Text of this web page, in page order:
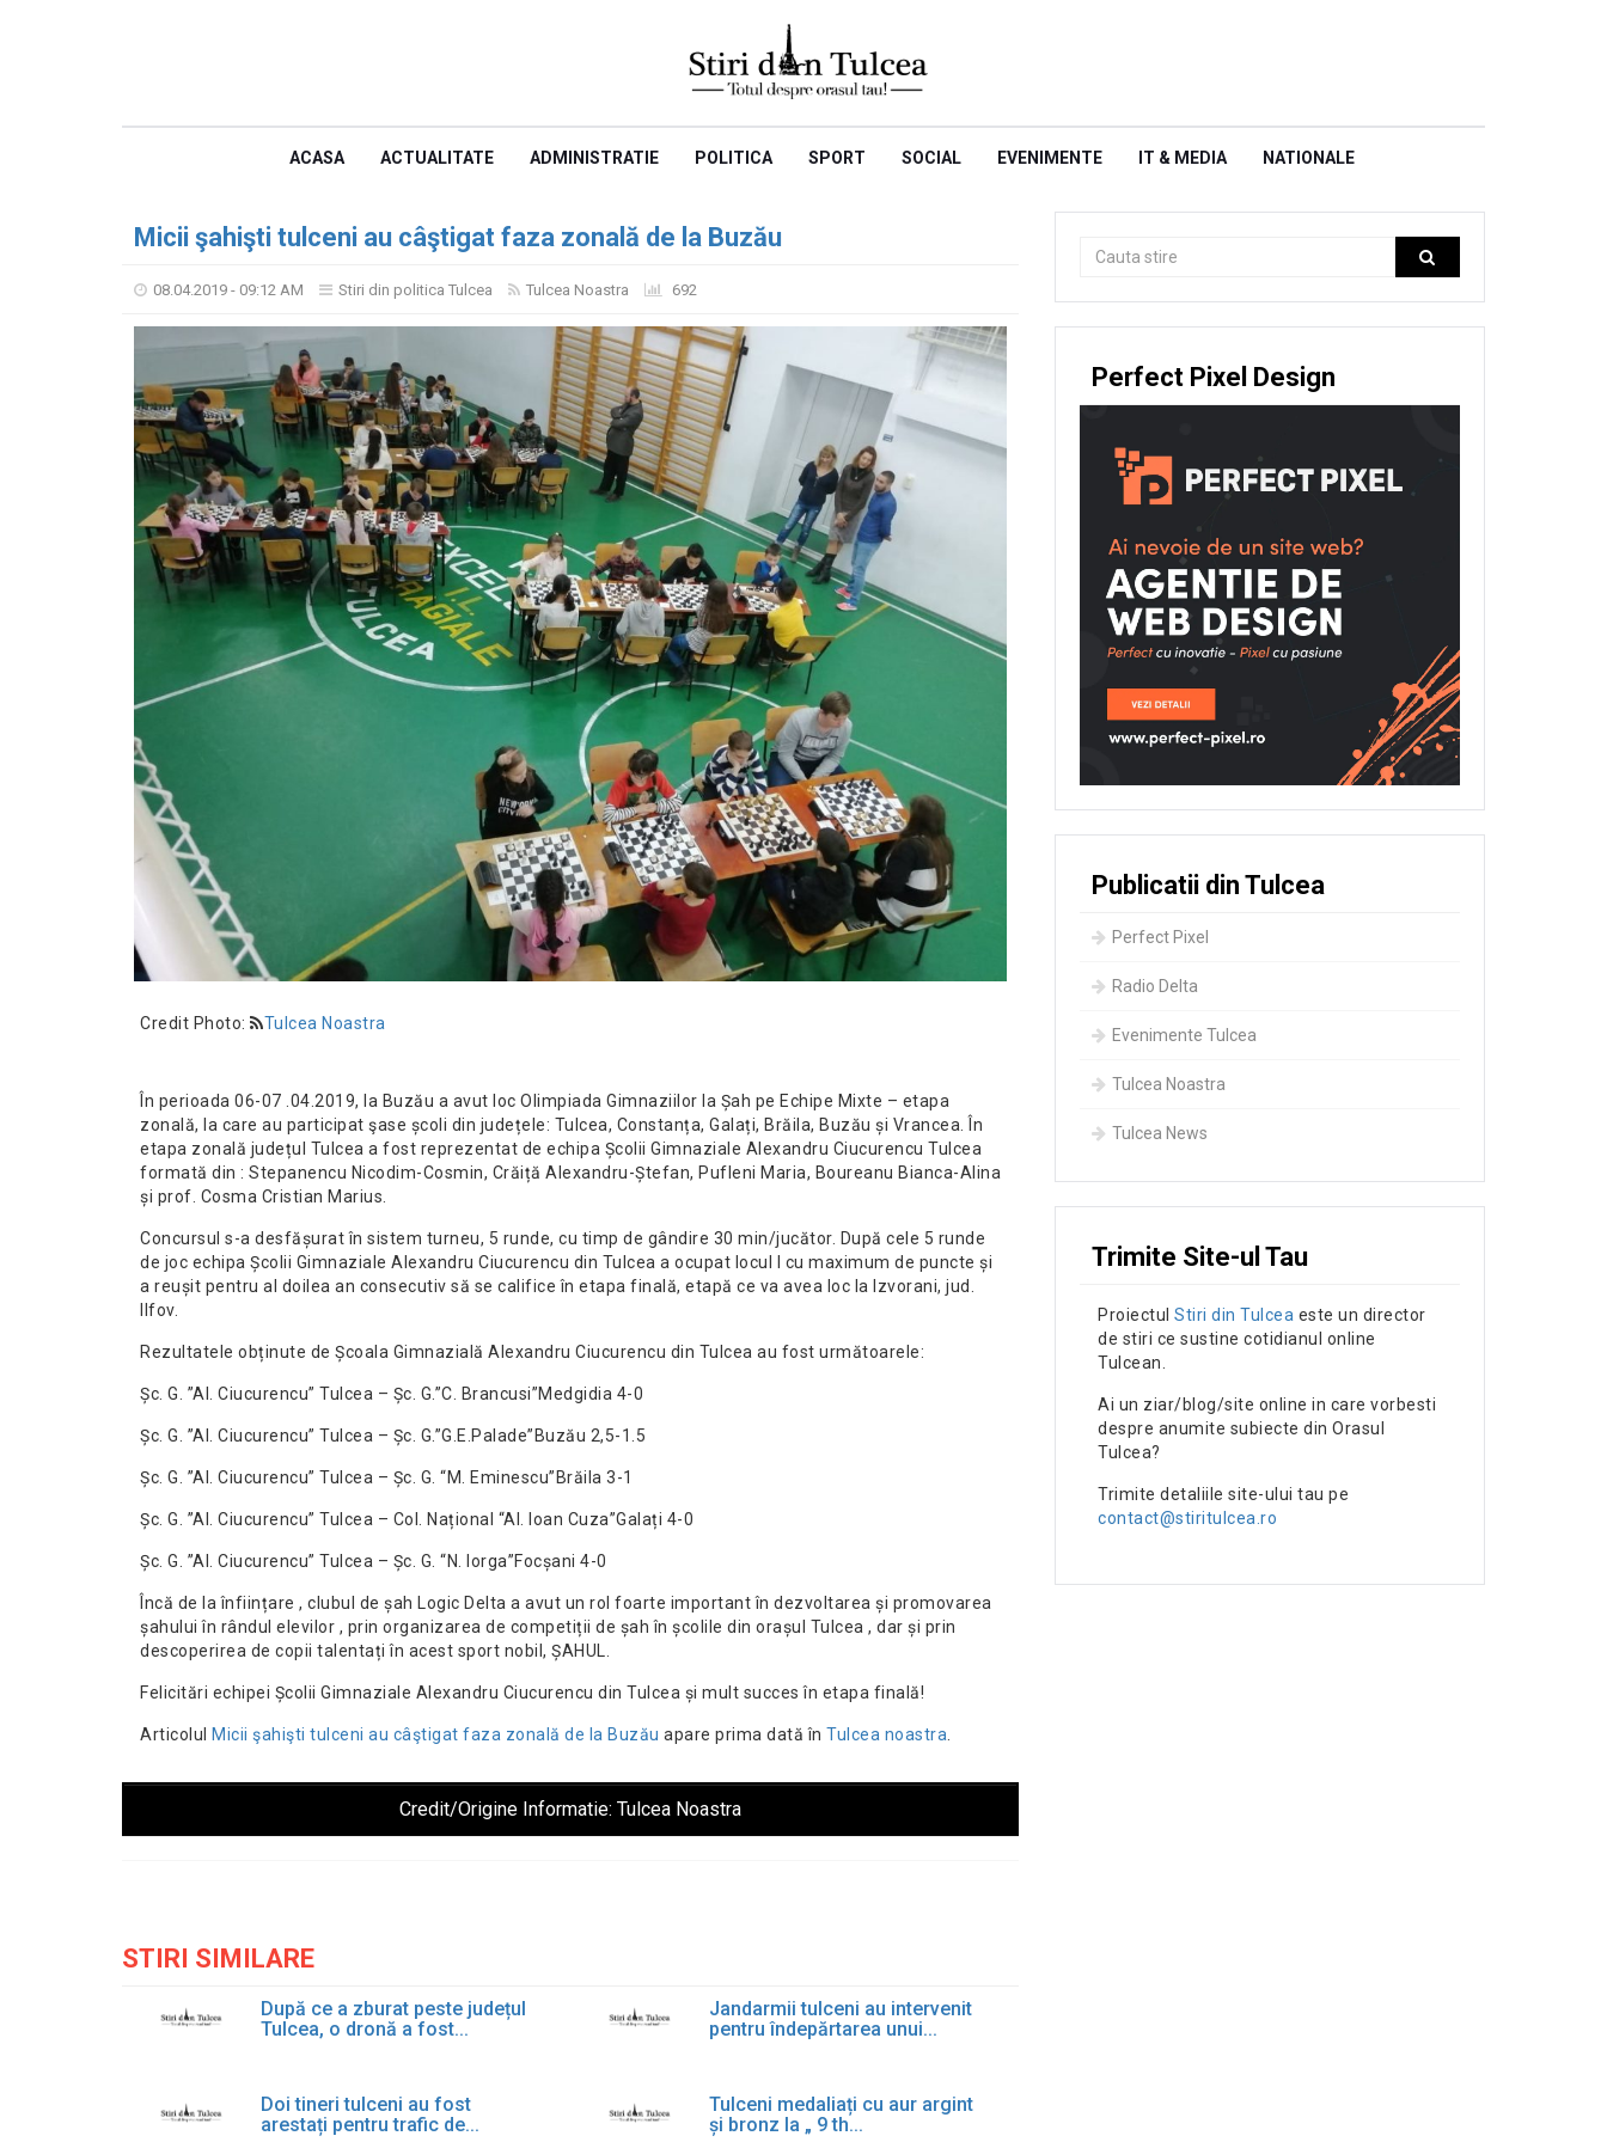
ACASA ACTUALITATE ADMINISTRATIE POLITICA SPORT SOCIAL EVENIMENTE IT & MEDIA NATIONALE
Micii şahişti tulceni au câştigat faza zonală de la Buzău
08.04.2019 - 09:12 AM Stiri din politica Tulcea Tulcea Noastra 692
Credit Photo: Tulcea Noastra
În perioada 06-07 .04.2019, la Buzău a avut loc Olimpiada Gimnaziilor la Șah pe Echipe Mixte – etapa
zonală, la care au participat şase școli din județele: Tulcea, Constanța, Galați, Brăila, Buzău și Vrancea. În
etapa zonală județul Tulcea a fost reprezentat de echipa Școlii Gimnaziale Alexandru Ciucurencu Tulcea
formată din : Stepanencu Nicodim-Cosmin, Crăiță Alexandru-Ștefan, Pufleni Maria, Boureanu Bianca-Alina
și prof. Cosma Cristian Marius.
Concursul s-a desfășurat în sistem turneu, 5 runde, cu timp de gândire 30 min/jucător. După cele 5 runde
de joc echipa Școlii Gimnaziale Alexandru Ciucurencu din Tulcea a ocupat locul I cu maximum de puncte și
a reușit pentru al doilea an consecutiv să se califice în etapa finală, etapă ce va avea loc la Izvorani, jud.
Ilfov.
Rezultatele obținute de Școala Gimnazială Alexandru Ciucurencu din Tulcea au fost următoarele:
Șc. G. ”Al. Ciucurencu” Tulcea – Șc. G.”C. Brancusi”Medgidia 4-0
Șc. G. ”Al. Ciucurencu” Tulcea – Șc. G.”G.E.Palade”Buzău 2,5-1.5
Șc. G. ”Al. Ciucurencu” Tulcea – Șc. G. “M. Eminescu”Brăila 3-1
Șc. G. ”Al. Ciucurencu” Tulcea – Col. Național “Al. Ioan Cuza”Galați 4-0
Șc. G. ”Al. Ciucurencu” Tulcea – Șc. G. “N. Iorga”Focșani 4-0
Încă de la înființare , clubul de șah Logic Delta a avut un rol foarte important în dezvoltarea și promovarea
șahului în rândul elevilor , prin organizarea de competiții de șah în școlile din orașul Tulcea , dar și prin
descoperirea de copii talentați în acest sport nobil, ȘAHUL.
Felicitări echipei Școlii Gimnaziale Alexandru Ciucurencu din Tulcea și mult succes în etapa finală!
Articolul Micii şahişti tulceni au câştigat faza zonală de la Buzău apare prima dată în Tulcea noastra
Credit/Origine Informatie: Tulcea Noastra
STIRI SIMILARE
După ce a zburat peste județul
Tulcea, o dronă a fost...
Jandarmii tulceni au intervenit
pentru îndepărtarea unui...
Doi tineri tulceni au fost
arestați pentru trafic de...
Tulceni medaliați cu aur argint
și bronz la „ 9 th...
Perfect Pixel Design
Publicatii din Tulcea
Perfect Pixel
Radio Delta
Evenimente Tulcea
Tulcea Noastra
Tulcea News
Trimite Site-ul Tau
Proiectul Stiri din Tulcea este un director
de stiri ce sustine cotidianul online
Tulcean.
Ai un ziar/blog/site online in care vorbesti
despre anumite subiecte din Orasul
Tulcea?
Trimite detaliile site-ului tau pe
contact@stiritulcea.ro